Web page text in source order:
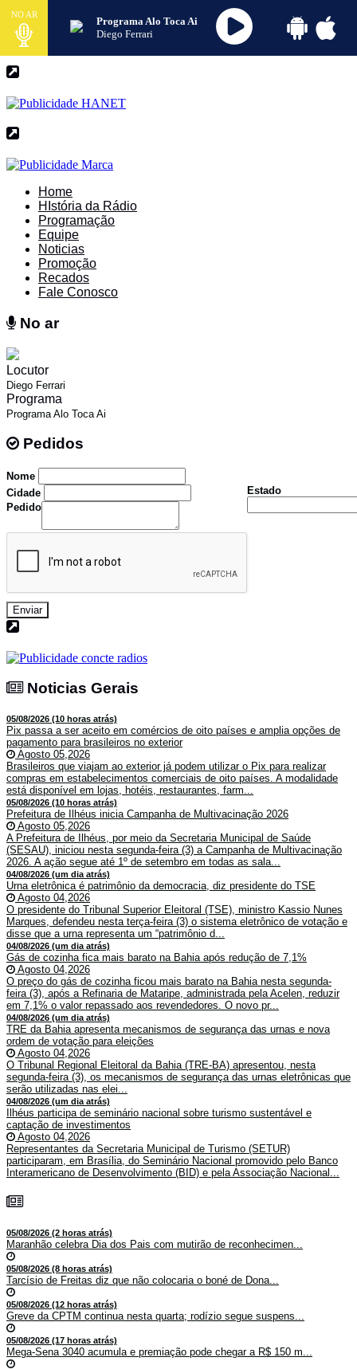
NO AR
Programa Alo Toca Ai
Diego Ferrari
Home
HIstória da Rádio
Programação
Equipe
Noticias
Promoção
Recados
Fale Conosco
No ar
Locutor
Diego Ferrari
Programa
Programa Alo Toca Ai
Pedidos
Nome
Cidade
Estado
Pedido
Enviar
Noticias Gerais
05/08/2026 (10 horas atrás)
Pix passa a ser aceito em comércios de oito países e amplia opções de
pagamento para brasileiros no exterior
Agosto 05,2026
Brasileiros que viajam ao exterior já podem utilizar o Pix para realizar
compras em estabelecimentos comerciais de oito países. A modalidade
está disponível em lojas, hotéis, restaurantes, farm...
05/08/2026 (10 horas atrás)
Prefeitura de Ilhéus inicia Campanha de Multivacinação 2026
Agosto 05,2026
A Prefeitura de Ilhéus, por meio da Secretaria Municipal de Saúde
(SESAU), iniciou nesta segunda-feira (3) a Campanha de Multivacinação
2026. A ação segue até 1º de setembro em todas as sala...
04/08/2026 (um dia atrás)
Urna eletrônica é patrimônio da democracia, diz presidente do TSE
Agosto 04,2026
O presidente do Tribunal Superior Eleitoral (TSE), ministro Kassio Nunes
Marques, defendeu nesta terça-feira (3) o sistema eletrônico de votação e
disse que a urna representa um “patrimônio d...
04/08/2026 (um dia atrás)
Gás de cozinha fica mais barato na Bahia após redução de 7,1%
Agosto 04,2026
O preço do gás de cozinha ficou mais barato na Bahia nesta segunda-
feira (3), após a Refinaria de Mataripe, administrada pela Acelen, reduzir
em 7,1% o valor repassado aos revendedores. O novo pr...
04/08/2026 (um dia atrás)
TRE da Bahia apresenta mecanismos de segurança das urnas e nova
ordem de votação para eleições
Agosto 04,2026
O Tribunal Regional Eleitoral da Bahia (TRE-BA) apresentou, nesta
segunda-feira (3), os mecanismos de segurança das urnas eletrônicas que
serão utilizadas nas elei...
04/08/2026 (um dia atrás)
Ilhéus participa de seminário nacional sobre turismo sustentável e
captação de investimentos
Agosto 04,2026
Representantes da Secretaria Municipal de Turismo (SETUR)
participaram, em Brasília, do Seminário Nacional promovido pelo Banco
Interamericano de Desenvolvimento (BID) e pela Associação Nacional...
05/08/2026 (2 horas atrás)
Maranhão celebra Dia dos Pais com mutirão de reconhecimen...
05/08/2026 (8 horas atrás)
Tarcísio de Freitas diz que não colocaria o boné de Dona...
05/08/2026 (12 horas atrás)
Greve da CPTM continua nesta quarta; rodízio segue suspens...
05/08/2026 (17 horas atrás)
Mega-Sena 3040 acumula e premiação pode chegar a R$ 150 m...